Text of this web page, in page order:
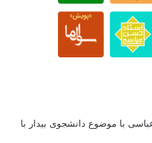
با موضوع دانشجوی بیدار با